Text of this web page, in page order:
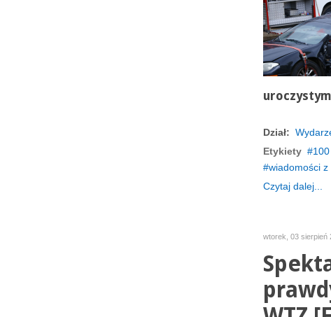
Dział:
Etykiety
wiadomości
Czytaj dalej...
wtorek, 03 sierpień